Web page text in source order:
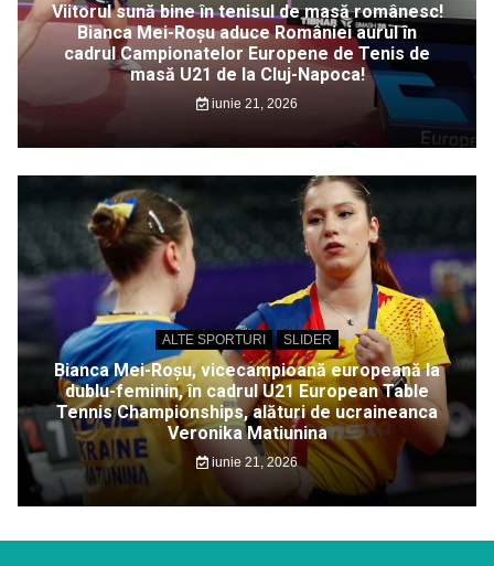
Viitorul sună bine în tenisul de masă românesc!
Bianca Mei-Roșu aduce României aurul în
cadrul Campionatelor Europene de Tenis de
masă U21 de la Cluj-Napoca!
iunie 21, 2026
ALTE SPORTURI SLIDER
Bianca Mei-Roșu, vicecampioană europeană la
dublu-feminin, în cadrul U21 European Table
Tennis Championships, alături de ucraineanca
Veronika Matiunina
iunie 21, 2026